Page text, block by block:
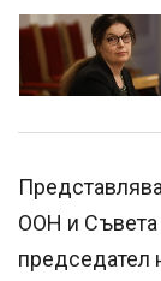
ООН и Съвета
председател